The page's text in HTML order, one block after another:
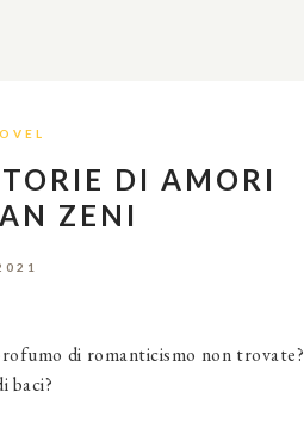
DI AMORI
ZENI
di romanticismo non trovate?
baci?